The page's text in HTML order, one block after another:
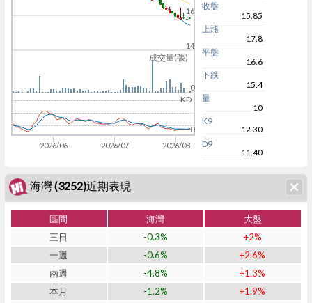
成交量(張)
KD
2026/06 2026/07 2026/08
14
16
0
0
收盤
15.85
上漲
17.8
平盤
16.6
下跌
15.4
量
10
K9
12.30
D9
11.40
海灣 (3252)近期表現
區間 海灣
大盤
三日
-0.3%
+2%
一週
-0.6%
+2.6%
兩週
-4.8%
+1.3%
本月
-1.2%
+1.9%